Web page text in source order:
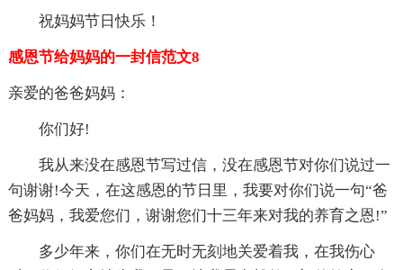
祝妈妈节日快乐！
感恩节给妈妈的一封信范文8
亲爱的爸爸妈妈：
你们好!
我从来没在感恩节写过信，没在感恩节对你们说过一
句谢谢!今天，在这感恩的节日里，我要对你们说一句“爸
爸妈妈，我爱您们，谢谢您们十三年来对我的养育之恩!”
多少年来，你们在无时无刻地关爱着我，在我伤心